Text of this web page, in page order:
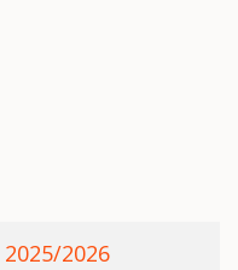
2026